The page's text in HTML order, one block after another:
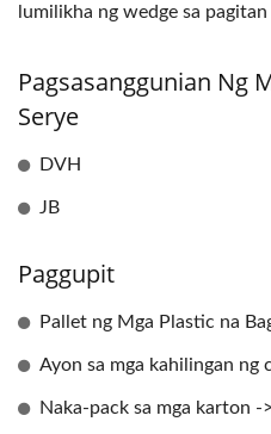
lumilikha ng wedge sa
Pagsasanggunian Ng
Serye
DVH
JB
Paggupit
Pallet ng Mga Plastic na
Ayon sa mga kahilingan ng
Naka-pack sa mga karton -